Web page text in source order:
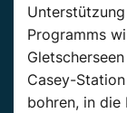
Programms
Casey-
bohren, in die